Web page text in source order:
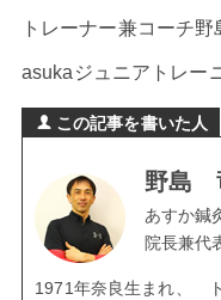
トレーナー兼コーチ野
asukaジュニアトレー
この記事を書いた人
野島
あすか鍼
院長兼代
1971年奈良生まれ、